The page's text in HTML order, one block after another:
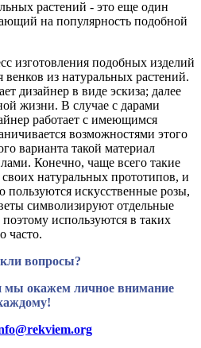
растений - это еще один
на популярность подобной
изготовления подобных изделий
венков из натуральных растений.
дизайнер в виде эскиза; далее
жизни. В случае с дарами
работает с имеющимся
возможностями этого
варианта такой материал
Конечно, чаще всего такие
натуральных прототипов, и
пользуются искусственные розы,
символизируют отдельные
используются в таких
часто.
вопросы?
мы окажем личное внимание